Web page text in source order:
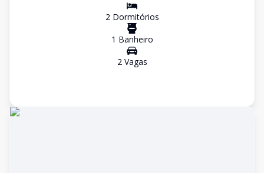
2Dormitórios
1 Banheiro
2Vagas